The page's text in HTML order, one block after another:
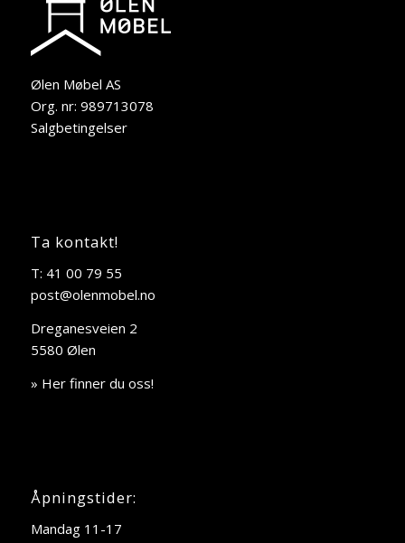
Ølen Møbel AS
Org. nr: 989713078
Salgbetingelser
Ta kontakt!
T: 41 00 79 55
post@olenmobel.no
Dreganesveien 2
5580 Ølen
» Her finner du oss!
Åpningstider:
Mandag 11-17